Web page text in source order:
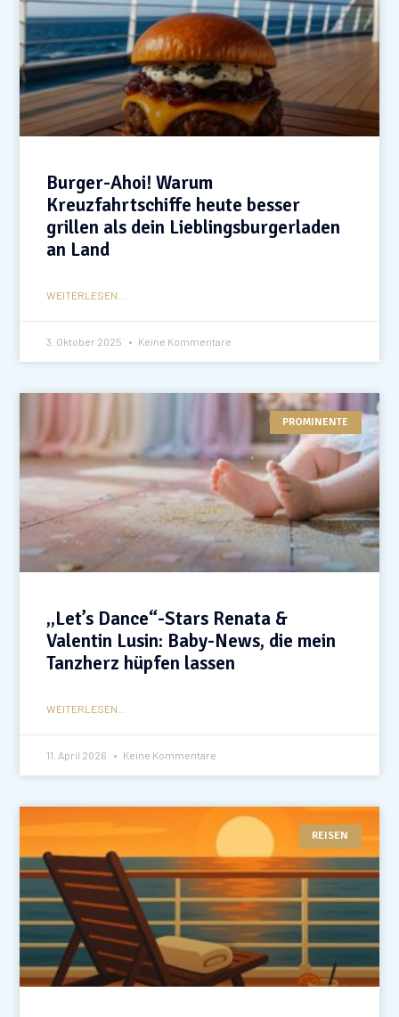
Burger-Ahoi! Warum
Kreuzfahrtschiffe heute besser
grillen als dein Lieblingsburgerladen
an Land
WEITERLESEN...
3. Oktober 2025 Keine Kommentare
PROMINENTE
„Let’s Dance“-Stars Renata &
Valentin Lusin: Baby-News, die mein
Tanzherz hüpfen lassen
WEITERLESEN...
11. April 2026 Keine Kommentare
REISEN